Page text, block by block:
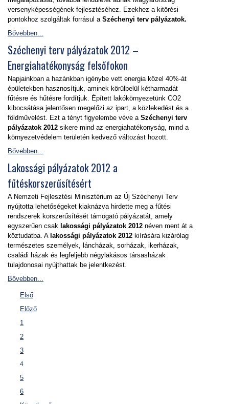
versenyképességének fejlesztéséhez. Ezekhez a kitörési
pontokhoz szolgáltak forrásul a Széchenyi terv pályázatok.
Bővebben...
Széchenyi terv pályázatok 2012 –
Energiahatékonyság felsőfokon
Napjainkban a hazánkban igénybe vett energia közel 40%-át
épületekben hasznosítjuk, aminek körülbelül kétharmadát
fűtésre és hűtésre fordítjuk. Épített lakókörnyezetünk CO2
kibocsátása jelentősen megelőzi az ipart, a közlekedést és a
földművelést. Ezt a tényt figyelembe véve a Széchenyi terv
pályázatok 2012 sikere mind az energiahatékonyság, mind a
környezetvédelem területén kedvező változást hozott.
Bővebben...
Lakossági pályázatok 2012 a
fűtéskorszerűsítésért
A Nemzeti Fejlesztési Minisztérium az Új Széchenyi Terv
nyújtotta lehetőségeket kiaknázva hirdette meg a fűtési
rendszerek korszerűsítését támogató pályázatát, amely
egyszerűen csak lakossági pályázatok 2012 néven ment át a
köztudatba. A lakossági pályázatok 2012 kiírására kizárólag
természetes személyek, láncházak, sorházak, ikerházak,
családi házak és legfeljebb négylakásos társasházak
tulajdonosai nyújthattak be jelentkezést.
Bővebben...
Első
Előző
1
2
3
4
5
6